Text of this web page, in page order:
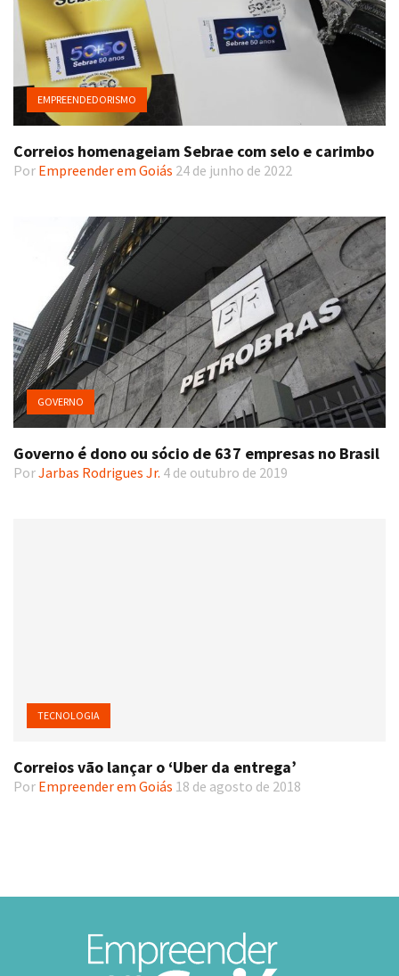
EMPREENDEDORISMO
Correios homenageiam Sebrae com selo e carimbo
Por Empreender em Goiás 24 de junho de 2022
GOVERNO
Governo é dono ou sócio de 637 empresas no Brasil
PorJarbas Rodrigues Jr. 4 de outubro de 2019
TECNOLOGIA
Correios vão lançar o ‘Uber da entrega’
Por Empreender em Goiás 18 de agosto de 2018